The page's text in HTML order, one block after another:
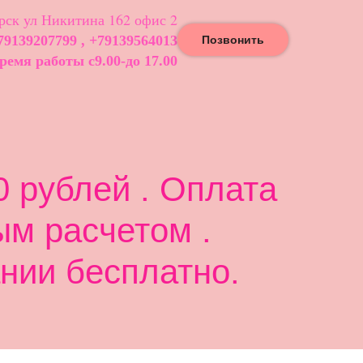
рублей . Оплата
расчетом .
бесплатно.
ул Никитина 162 офис 2
, +79139564013
работы с9.00-до 17.00
Позвонить